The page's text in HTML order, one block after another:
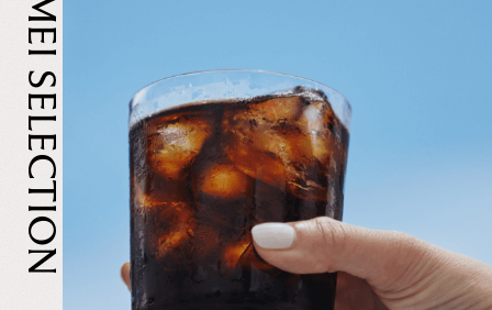
テ
ィ
コ
ー
ヒ
ー
専
門
店